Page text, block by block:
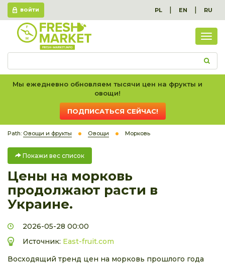
ВОЙТИ PL | EN | RU
вес
Мы ежедневно обновляем тысячи цен на фрукты и
овощи!
ПОДПИСАТЬСЯ СЕЙЧАС!
Path: Овощи и фрукты Овощи Морковь
Покажи вес список
Цены на морковь
продолжают расти в
Украине.
2026-05-28 00:00
Источник: East-fruit.com
Восходящий тренд цен на морковь прошлого года